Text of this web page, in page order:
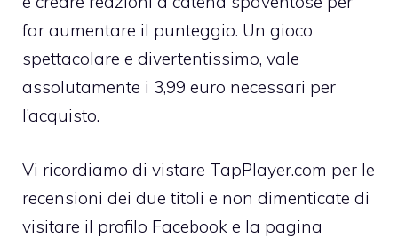
far aumentare il punteggio. Un gioco
spettacolare e divertentissimo, vale
assolutamente i 3,99 euro necessari per
l’acquisto.
Vi ricordiamo di vistare TapPlayer.com per le
recensioni dei due titoli e non dimenticate di
visitare il profilo Facebook e la pagina